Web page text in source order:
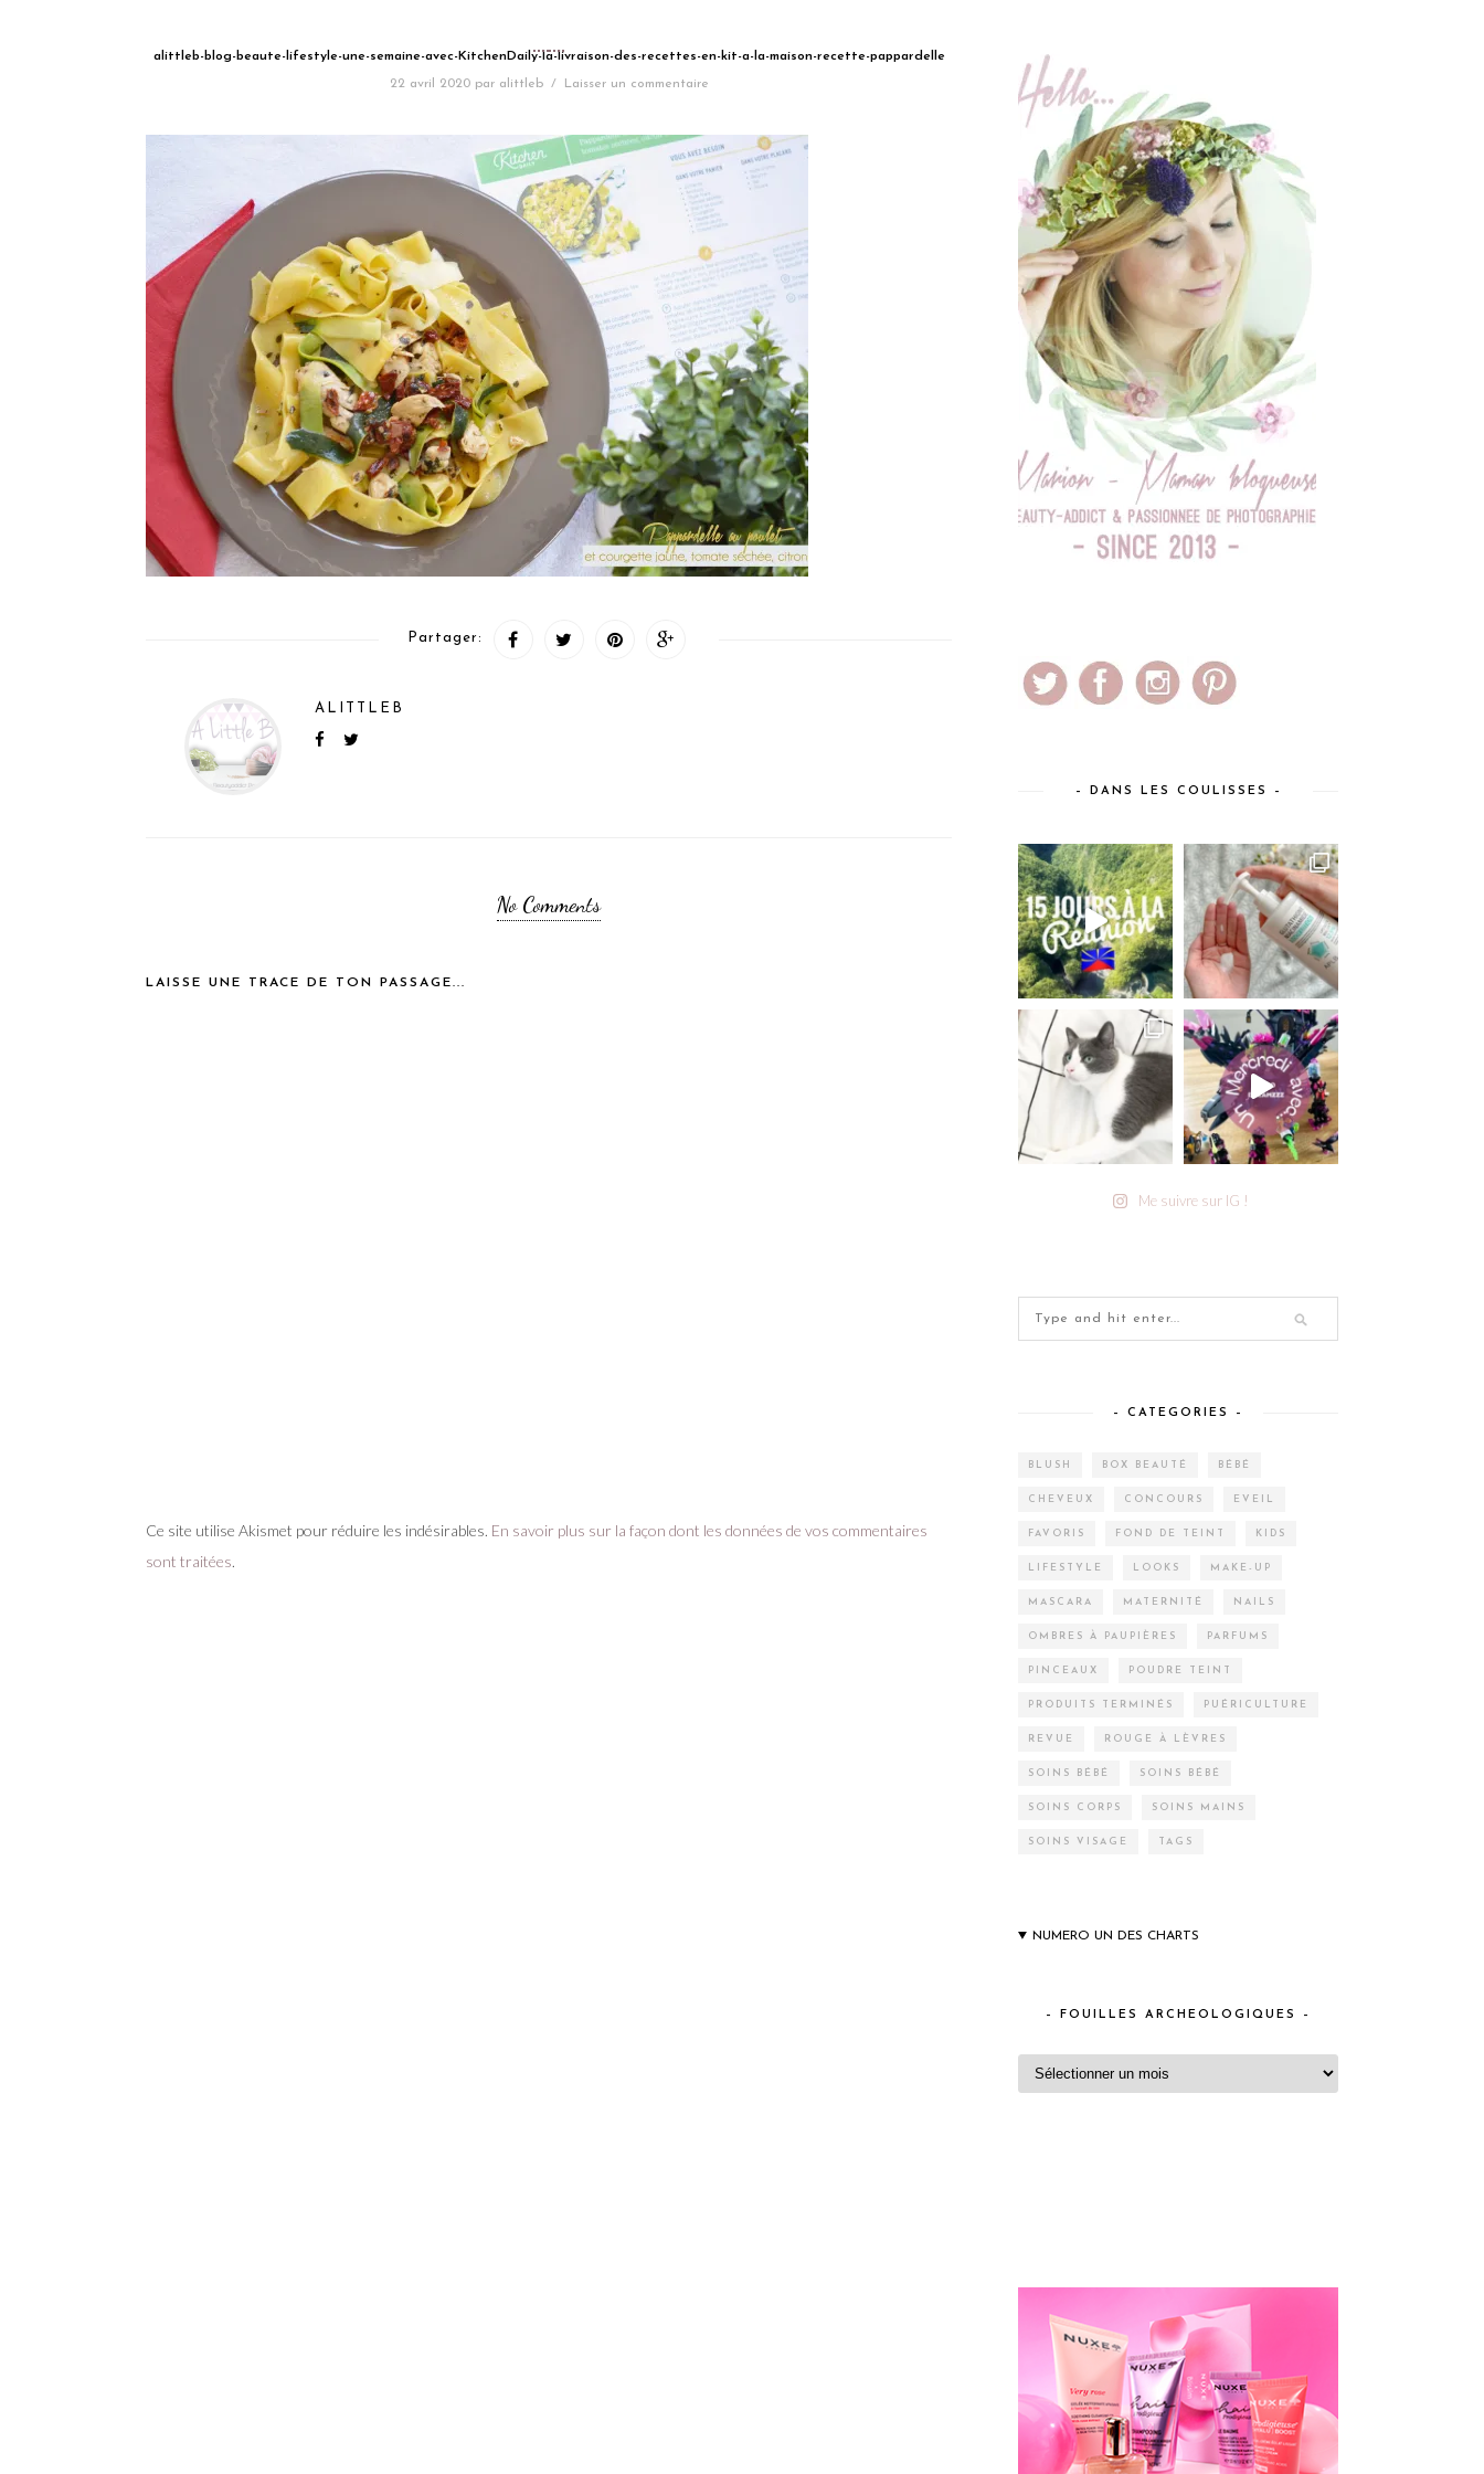
alittleb-blog-beaute-lifestyle-une-semaine-avec-KitchenDaily-la-livraison-des-recettes-en-kit-a-la-maison-recette-pappardelle
22 avril 2020 par alittleb / Laisser un commentaire
Partager:
ALITTLEB
No Comments
LAISSE UNE TRACE DE TON PASSAGE...
Ce site utilise Akismet pour réduire les indésirables. En savoir plus sur la façon dont les données de vos commentaires
sont traitées.
– DANS LES COULISSES –
Me suivre sur IG !
– CATEGORIES –
BLUSH BOX BEAUTÉ BÉBÉ
CHEVEUX CONCOURS EVEIL
FAVORIS FOND DE TEINT KIDS
LIFESTYLE LOOKS MAKE-UP
MASCARA MATERNITÉ NAILS
OMBRES À PAUPIÈRES PARFUMS
PINCEAUX POUDRE TEINT
PRODUITS TERMINÉS PUÉRICULTURE
REVUE ROUGE À LÈVRES
SOINS BÉBÉ SOINS BÉBÉ
SOINS CORPS SOINS MAINS
SOINS VISAGE TAGS
NUMERO UN DES CHARTS
– FOUILLES ARCHEOLOGIQUES –